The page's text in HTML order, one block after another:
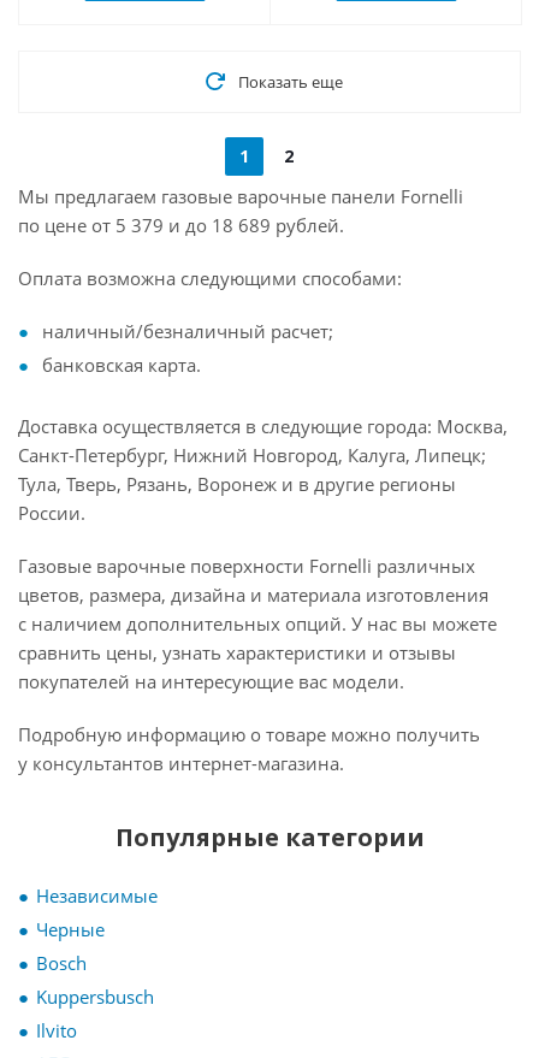
Показать еще
1 2
Мы предлагаем газовые варочные панели Fornelli
по цене от 5 379 и до 18 689 рублей.
Оплата возможна следующими способами:
наличный/безналичный расчет;
банковская карта.
Доставка осуществляется в следующие города: Москва,
Санкт-Петербург, Нижний Новгород, Калуга, Липецк;
Тула, Тверь, Рязань, Воронеж и в другие регионы
России.
Газовые варочные поверхности Fornelli различных
цветов, размера, дизайна и материала изготовления
с наличием дополнительных опций. У нас вы можете
сравнить цены, узнать характеристики и отзывы
покупателей на интересующие вас модели.
Подробную информацию о товаре можно получить
у консультантов интернет-магазина.
Популярные категории
Независимые
Черные
Bosch
Kuppersbusch
Ilvito